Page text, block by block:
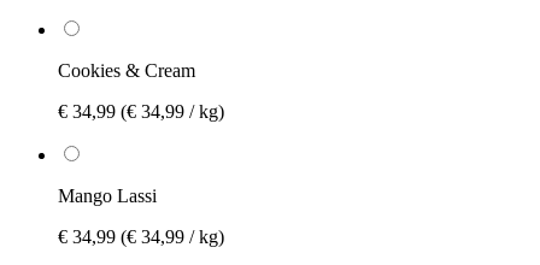
Cookies & Cream
€ 34,99 (€ 34,99 / kg)
Mango Lassi
€ 34,99 (€ 34,99 / kg)